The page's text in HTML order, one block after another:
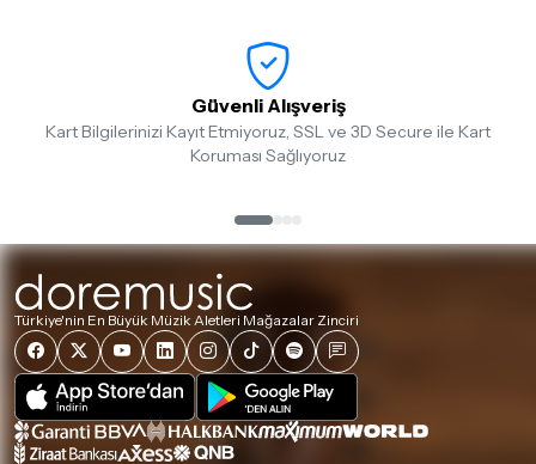
Güvenli Alışveriş
Kart Bilgilerinizi Kayıt Etmiyoruz, SSL ve 3D Secure ile Kart
Koruması Sağlıyoruz
Türkiye'nin En Büyük Müzik Aletleri Mağazalar Zinciri